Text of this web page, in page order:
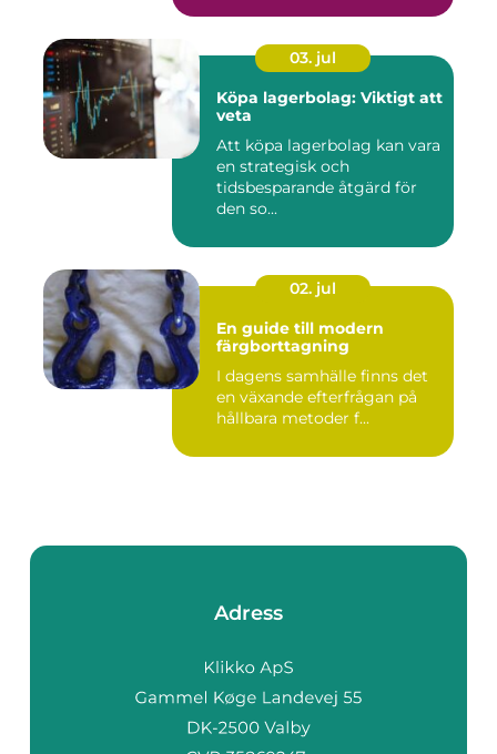
03. jul
Köpa lagerbolag: Viktigt att
veta
Att köpa lagerbolag kan vara
en strategisk och
tidsbesparande åtgärd för
den so...
02. jul
En guide till modern
färgborttagning
I dagens samhälle finns det
en växande efterfrågan på
hållbara metoder f...
Adress